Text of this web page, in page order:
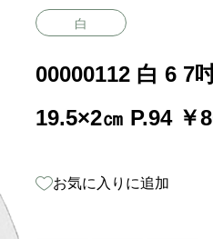
白
00000112 白 6 7
19.5×2㎝ P.94 ￥
お気に入りに追加